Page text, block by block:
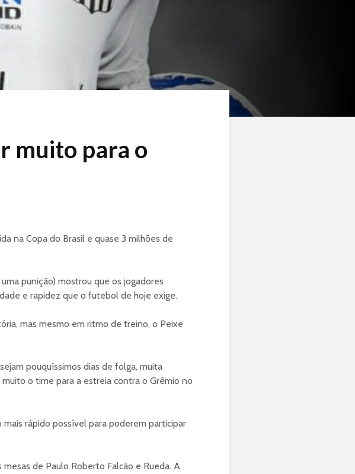
muito para o
na Copa do Brasil e quase 3 milhões de
punição) mostrou que os jogadores
e rapidez que o futebol de hoje exige.
mas mesmo em ritmo de treino, o Peixe
pouquíssimos dias de folga, muita
o time para a estreia contra o Grêmio no
rápido possível para poderem participar
de Paulo Roberto Falcão e Rueda. A